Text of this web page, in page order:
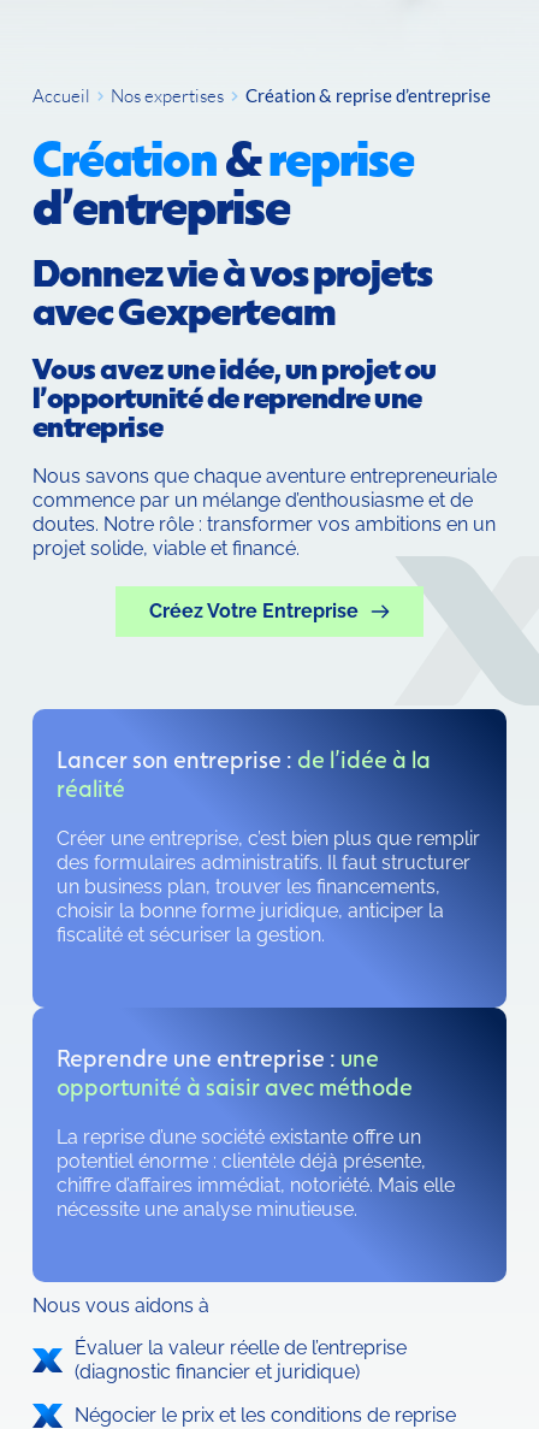
Accueil Nos expertises Création & reprise d’entreprise
Création & reprise
d’entreprise
Donnez vie à vos projets
avec Gexperteam
Vous avez une idée, un projet ou
l’opportunité de reprendre une
entreprise
Nous savons que chaque aventure entrepreneuriale
commence par un mélange d’enthousiasme et de
doutes. Notre rôle : transformer vos ambitions en un
projet solide, viable et financé.
Créez Votre Entreprise
Lancer son entreprise : de l’idée à la
réalité
Créer une entreprise, c’est bien plus que remplir
des formulaires administratifs. Il faut structurer
un business plan, trouver les financements,
choisir la bonne forme juridique, anticiper la
fiscalité et sécuriser la gestion.
Reprendre une entreprise : une
opportunité à saisir avec méthode
La reprise d’une société existante offre un
potentiel énorme : clientèle déjà présente,
chiffre d’affaires immédiat, notoriété. Mais elle
nécessite une analyse minutieuse.
Nous vous aidons à
Évaluer la valeur réelle de l’entreprise
(diagnostic financier et juridique)
Négocier le prix et les conditions de reprise